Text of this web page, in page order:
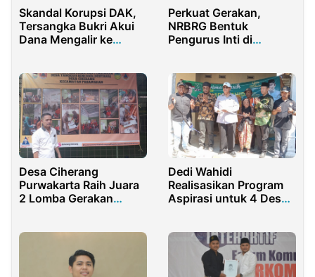
Skandal Korupsi DAK,
Tersangka Bukri Akui
Dana Mengalir ke
Perkuat Gerakan,
NRBRG Bentuk
Pengurus Inti di
Desa Ciherang
Purwakarta Raih Juara
2 Lomba Gerakan
Bencana Tingkat
Provinsi Jabar 2024
Dedi Wahidi
Realisasikan Program
Aspirasi untuk 4 Desa